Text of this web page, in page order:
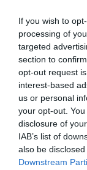
If you wish to
processing of
targeted
section to
opt-out request
interest-based
us or personal
your opt-out.
disclosure of
IAB’s list of
also be
Downstream
Pas que
détroit!a
Il n’y a
passe par
beaucoup
qui
bien, ces
plus dans